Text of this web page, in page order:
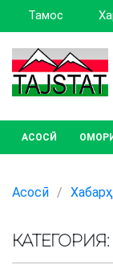
Тамос
АСОСӢ
Асосӣ /